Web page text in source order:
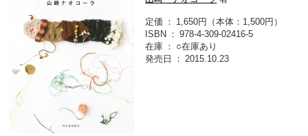
定価
1,650円（本体：1,500円）
ISBN
978-4-309-02416-5
在庫
○在庫あり
発売日
2015.10.23